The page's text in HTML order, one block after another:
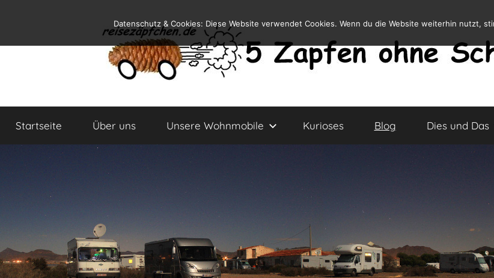
springen
Reiseblog
und
Leben
Startseite Über uns Unsere Wohnmobile Kurioses Blog Dies und Das
Datenschutz & Cookies: Diese Website verwendet Cookies. Wenn du die Website weiterhin nutzt,